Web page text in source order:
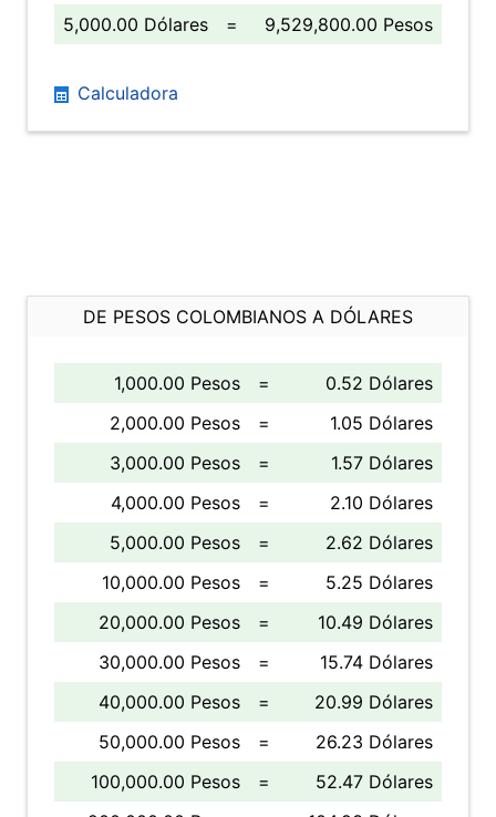
5,000.00 Dólares
= 9,529,800.00 Pesos
Calculadora
DE PESOS COLOMBIANOS A DÓLARES
1,000.00 Pesos =
0.52 Dólares
2,000.00 Pesos
=
1.05 Dólares
3,000.00 Pesos
=
1.57 Dólares
4,000.00 Pesos
=
2.10 Dólares
5,000.00 Pesos
=
2.62 Dólares
10,000.00 Pesos
=
5.25 Dólares
20,000.00 Pesos
=
10.49 Dólares
30,000.00 Pesos
=
15.74 Dólares
40,000.00 Pesos
=
20.99 Dólares
50,000.00 Pesos
=
26.23 Dólares
100,000.00 Pesos
=
52.47 Dólares